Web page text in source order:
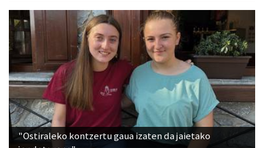
"Ostiraleko kontzertu gaua izaten da jaietako